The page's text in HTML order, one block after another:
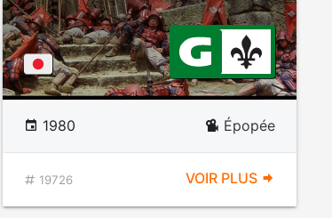
1980 Épopée
19726 VOIR PLUS